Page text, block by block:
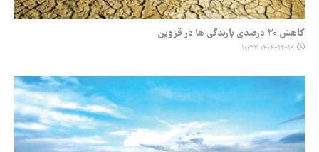
کاهش ۲۰ درصدی بارندگی ها در قزوین
۱۴۰۴-۱۲-۱۹ ۱۰:۳۳